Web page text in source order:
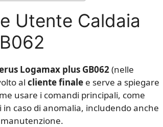
Utente Caldaia
Logamax plus GB062(nelle
al cliente finale e serve a spiegare
usare i comandi principali, come
caso di anomalia, includendo anche